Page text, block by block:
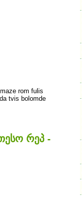
rom fulis
tvis bolomde
რეპ -